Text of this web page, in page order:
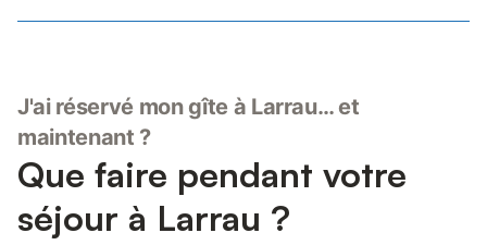
J'ai réservé mon gîte à Larrau… et
maintenant ?
Que faire pendant votre
séjour à Larrau ?